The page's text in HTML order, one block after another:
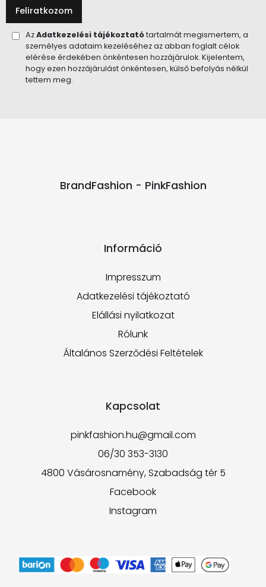
Feliratkozom
AzAdatkezelési tájékoztatótartalmát megismertem, a
személyes adataim kezeléséhez az abban foglalt célok
elérése érdekében önkéntesen hozzájárulok. Kijelentem,
hogy ezen hozzájárulást önkéntesen, külső befolyás nélkül
tettem meg.
BrandFashion - PinkFashion
Információ
Impresszum
Adatkezelési tájékoztató
Elállási nyilatkozat
Rólunk
Általános Szerződési Feltételek
Kapcsolat
pinkfashion.hu@gmail.com
06/30 353-3130
4800 Vásárosnamény, Szabadság tér 5
Facebook
Instagram